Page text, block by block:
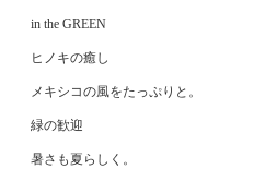
in the GREEN
ヒノキの癒し
メキシコの風をたっぷりと。
緑の歓迎
暑さも夏らしく。